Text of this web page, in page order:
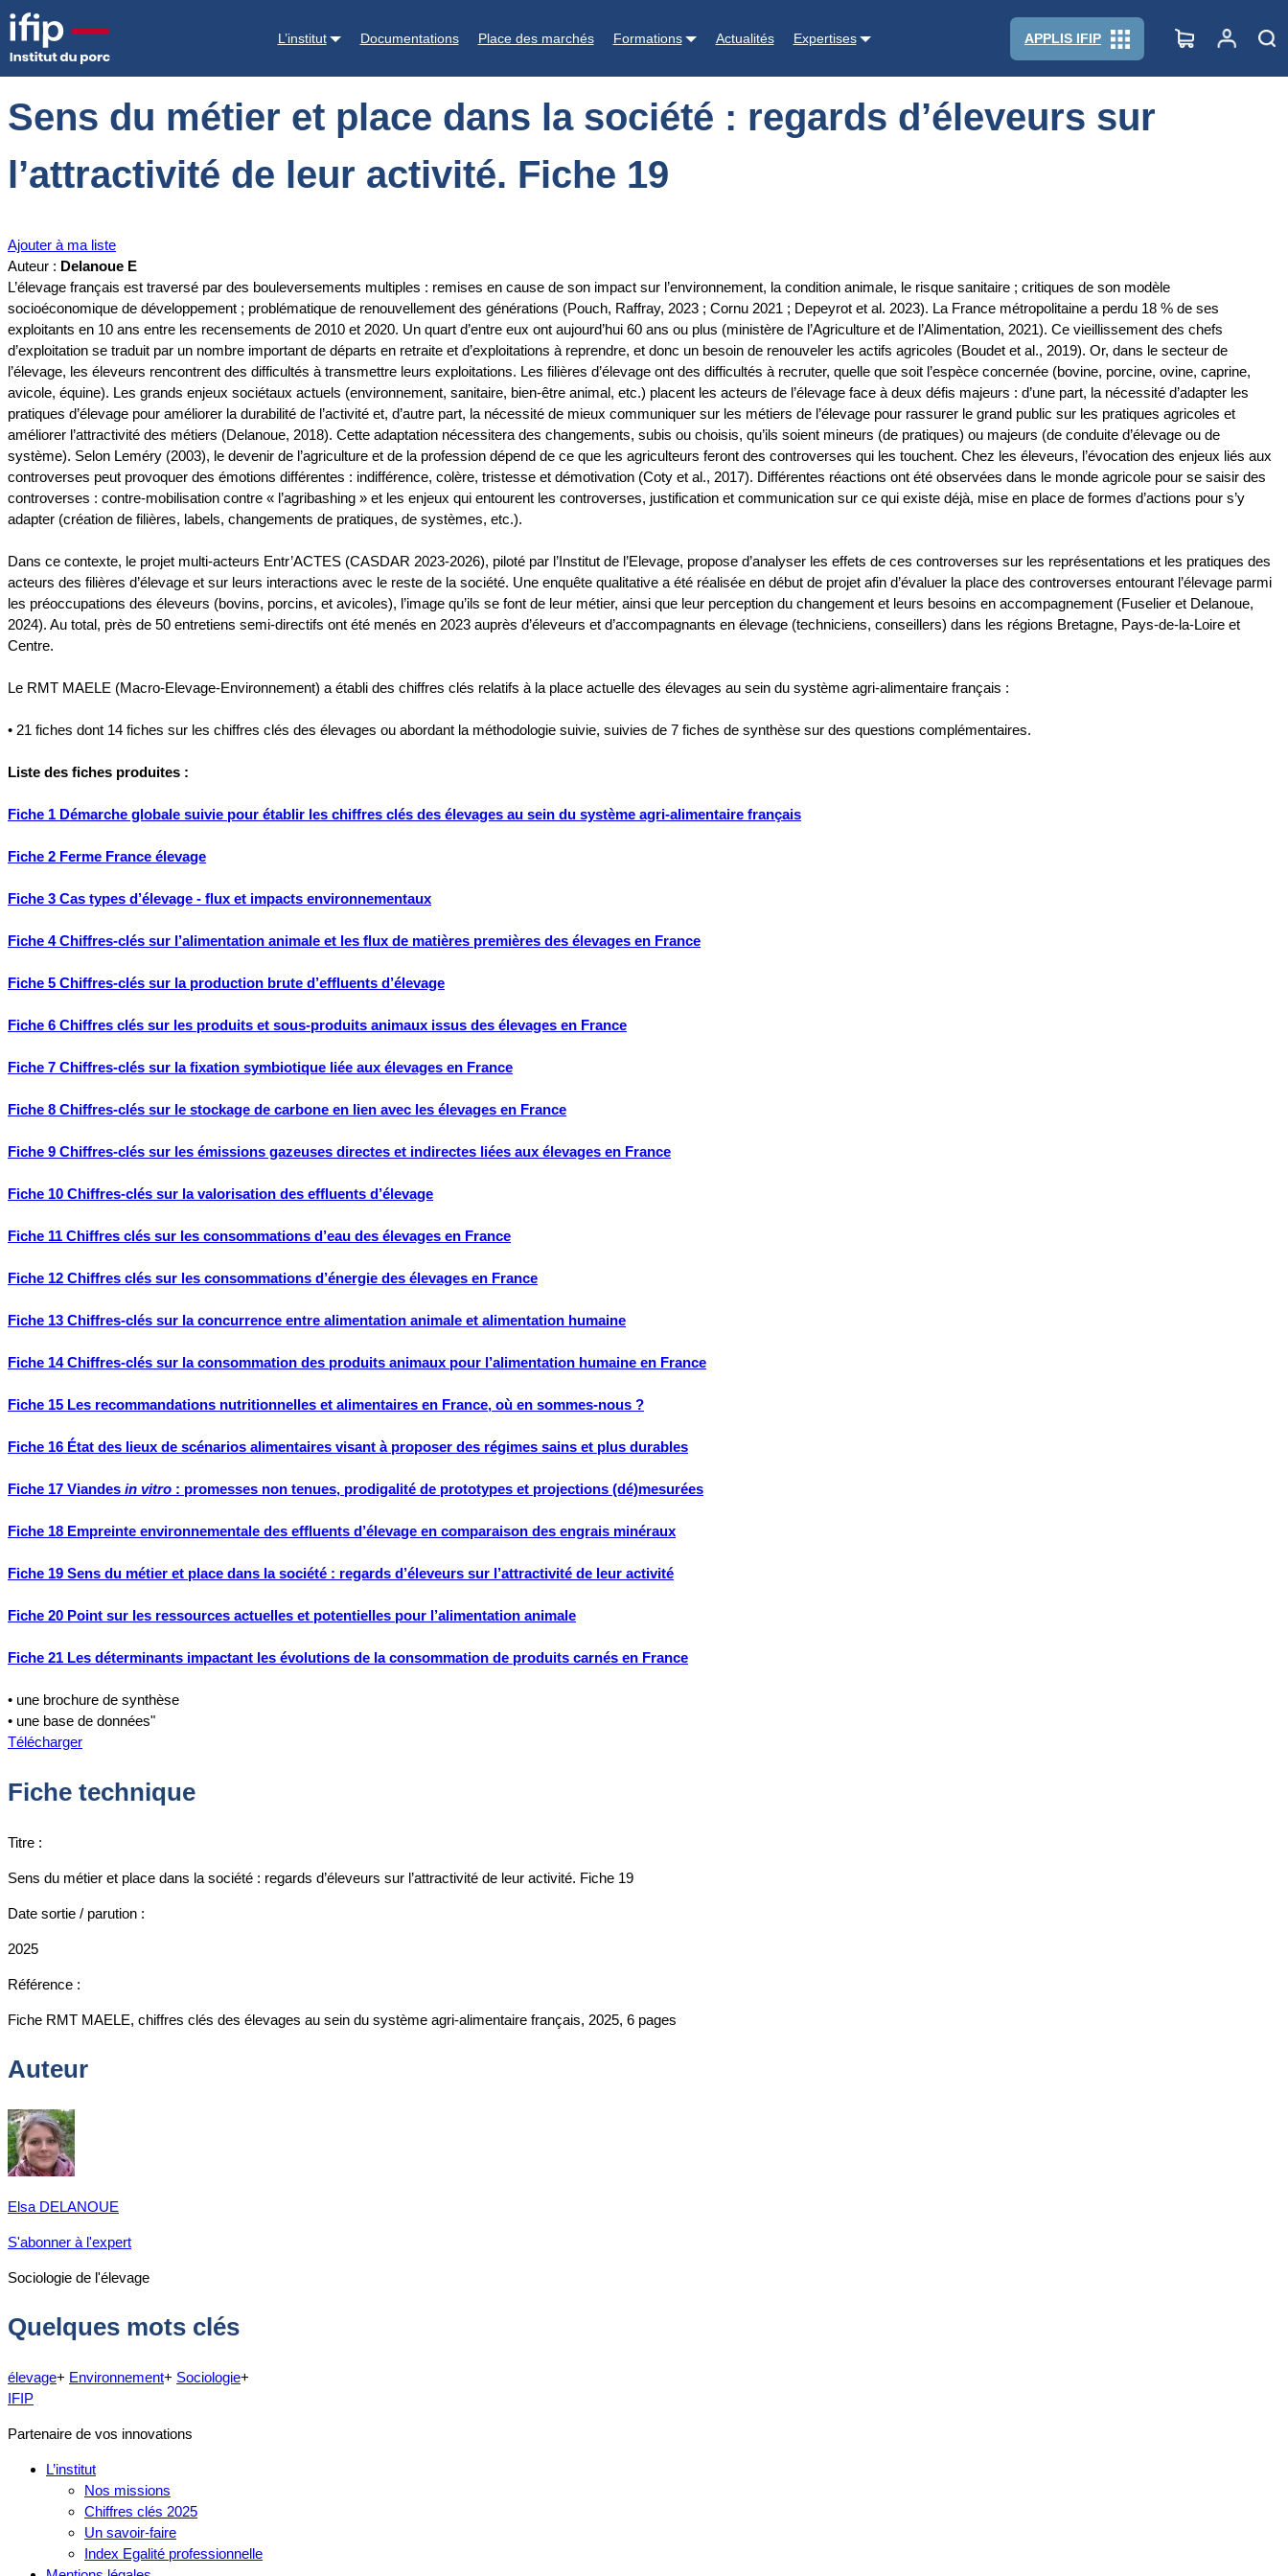
L’institut Documentations Place des marchés Formations Actualités Expertises APPLIS IFIP
Accueil Documentations
Sens du métier et place dans la société : regards d’éleveurs sur
l’attractivité de leur activité. Fiche 19
Ajouter à ma liste
Auteur : Delanoue E
L’élevage français est traversé par des bouleversements multiples : remises en cause de son impact sur l’environnement, la condition animale, le risque sanitaire ; critiques de son modèle
socioéconomique de développement ; problématique de renouvellement des générations (Pouch, Raffray, 2023 ; Cornu 2021 ; Depeyrot et al. 2023). La France métropolitaine a perdu 18 % de ses
exploitants en 10 ans entre les recensements de 2010 et 2020. Un quart d’entre eux ont aujourd’hui 60 ans ou plus (ministère de l’Agriculture et de l’Alimentation, 2021). Ce vieillissement des chefs
d’exploitation se traduit par un nombre important de départs en retraite et d’exploitations à reprendre, et donc un besoin de renouveler les actifs agricoles (Boudet et al., 2019). Or, dans le secteur de
l’élevage, les éleveurs rencontrent des difficultés à transmettre leurs exploitations. Les filières d’élevage ont des difficultés à recruter, quelle que soit l’espèce concernée (bovine, porcine, ovine, caprine,
avicole, équine). Les grands enjeux sociétaux actuels (environnement, sanitaire, bien-être animal, etc.) placent les acteurs de l’élevage face à deux défis majeurs : d’une part, la nécessité d’adapter les
pratiques d’élevage pour améliorer la durabilité de l’activité et, d’autre part, la nécessité de mieux communiquer sur les métiers de l’élevage pour rassurer le grand public sur les pratiques agricoles et
améliorer l’attractivité des métiers (Delanoue, 2018). Cette adaptation nécessitera des changements, subis ou choisis, qu’ils soient mineurs (de pratiques) ou majeurs (de conduite d’élevage ou de
système). Selon Leméry (2003), le devenir de l’agriculture et de la profession dépend de ce que les agriculteurs feront des controverses qui les touchent. Chez les éleveurs, l’évocation des enjeux liés aux
controverses peut provoquer des émotions différentes : indifférence, colère, tristesse et démotivation (Coty et al., 2017). Différentes réactions ont été observées dans le monde agricole pour se saisir des
controverses : contre-mobilisation contre « l’agribashing » et les enjeux qui entourent les controverses, justification et communication sur ce qui existe déjà, mise en place de formes d’actions pour s’y
adapter (création de filières, labels, changements de pratiques, de systèmes, etc.).
Dans ce contexte, le projet multi-acteurs Entr’ACTES (CASDAR 2023-2026), piloté par l’Institut de l’Elevage, propose d’analyser les effets de ces controverses sur les représentations et les pratiques des
acteurs des filières d’élevage et sur leurs interactions avec le reste de la société. Une enquête qualitative a été réalisée en début de projet afin d’évaluer la place des controverses entourant l’élevage parmi
les préoccupations des éleveurs (bovins, porcins, et avicoles), l’image qu’ils se font de leur métier, ainsi que leur perception du changement et leurs besoins en accompagnement (Fuselier et Delanoue,
2024). Au total, près de 50 entretiens semi-directifs ont été menés en 2023 auprès d’éleveurs et d’accompagnants en élevage (techniciens, conseillers) dans les régions Bretagne, Pays-de-la-Loire et
Centre.
Le RMT MAELE (Macro-Elevage-Environnement) a établi des chiffres clés relatifs à la place actuelle des élevages au sein du système agri-alimentaire français :
• 21 fiches dont 14 fiches sur les chiffres clés des élevages ou abordant la méthodologie suivie, suivies de 7 fiches de synthèse sur des questions complémentaires.
Liste des fiches produites :
Fiche 1 Démarche globale suivie pour établir les chiffres clés des élevages au sein du système agri-alimentaire français
Fiche 2 Ferme France élevage
Fiche 3 Cas types d’élevage - flux et impacts environnementaux
Fiche 4 Chiffres-clés sur l’alimentation animale et les flux de matières premières des élevages en France
Fiche 5 Chiffres-clés sur la production brute d’effluents d’élevage
Fiche 6 Chiffres clés sur les produits et sous-produits animaux issus des élevages en France
Fiche 7 Chiffres-clés sur la fixation symbiotique liée aux élevages en France
Fiche 8 Chiffres-clés sur le stockage de carbone en lien avec les élevages en France
Fiche 9 Chiffres-clés sur les émissions gazeuses directes et indirectes liées aux élevages en France
Fiche 10 Chiffres-clés sur la valorisation des effluents d’élevage
Fiche 11 Chiffres clés sur les consommations d’eau des élevages en France
Fiche 12 Chiffres clés sur les consommations d’énergie des élevages en France
Fiche 13 Chiffres-clés sur la concurrence entre alimentation animale et alimentation humaine
Fiche 14 Chiffres-clés sur la consommation des produits animaux pour l’alimentation humaine en France
Fiche 15 Les recommandations nutritionnelles et alimentaires en France, où en sommes-nous ?
Fiche 16 État des lieux de scénarios alimentaires visant à proposer des régimes sains et plus durables
Fiche 17 Viandes in vitro : promesses non tenues, prodigalité de prototypes et projections (dé)mesurées
Fiche 18 Empreinte environnementale des effluents d’élevage en comparaison des engrais minéraux
Fiche 19 Sens du métier et place dans la société : regards d’éleveurs sur l’attractivité de leur activité
Fiche 20 Point sur les ressources actuelles et potentielles pour l’alimentation animale
Fiche 21 Les déterminants impactant les évolutions de la consommation de produits carnés en France
• une brochure de synthèse
• une base de données"
Télécharger
Fiche technique
Titre :
Sens du métier et place dans la société : regards d’éleveurs sur l’attractivité de leur activité. Fiche 19
Date sortie / parution :
2025
Référence :
Fiche RMT MAELE, chiffres clés des élevages au sein du système agri-alimentaire français, 2025, 6 pages
Auteur
Elsa DELANOUE
S'abonner à l'expert
Sociologie de l'élevage
Quelques mots clés
élevage+ Environnement+ Sociologie+
IFIP
Partenaire de vos innovations
L’institut
Nos missions
Chiffres clés 2025
Un savoir-faire
Index Egalité professionnelle